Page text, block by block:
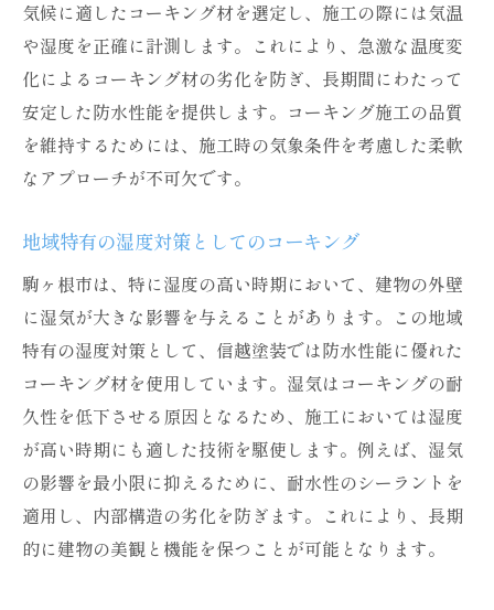
信頼できる業者の特徴
安心して任せられる施工の条件
気候に適したコーキング材を選定し、施工の際には気温
や湿度を正確に計測します。これにより、急激な温度変
化によるコーキング材の劣化を防ぎ、長期間にわたって
安定した防水性能を提供します。コーキング施工の品質
を維持するためには、施工時の気象条件を考慮した柔軟
なアプローチが不可欠です。
地域特有の湿度対策としてのコーキング
駒ヶ根市は、特に湿度の高い時期において、建物の外壁
に湿気が大きな影響を与えることがあります。この地域
特有の湿度対策として、信越塗装では防水性能に優れた
コーキング材を使用しています。湿気はコーキングの耐
久性を低下させる原因となるため、施工においては湿度
が高い時期にも適した技術を駆使します。例えば、湿気
の影響を最小限に抑えるために、耐水性のシーラントを
適用し、内部構造の劣化を防ぎます。これにより、長期
的に建物の美観と機能を保つことが可能となります。